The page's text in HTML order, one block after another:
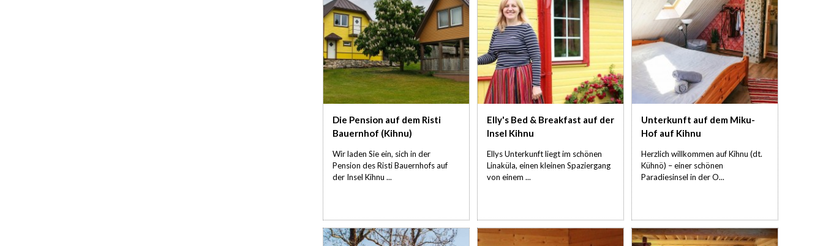
Die Pension auf dem Risti
Bauernhof (Kihnu)
Wir laden Sie ein, sich in der
Pension des Risti Bauernhofs auf
der Insel Kihnu ...
Elly's Bed & Breakfast auf der
Insel Kihnu
Ellys Unterkunft liegt im schönen
Linaküla, einen kleinen Spaziergang
von einem ...
Unterkunft auf dem Miku-
Hof auf Kihnu
Herzlich willkommen auf Kihnu (dt.
Kühnö) – einer schönen
Paradiesinsel in der O...